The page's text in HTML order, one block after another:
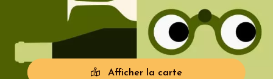
Afficher la carte